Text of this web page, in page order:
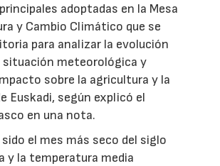
adoptadas en la Mesa
y Cambio Climático que se
para analizar la evolución
situación meteorológica y
sobre la agricultura y la
Euskadi, según explicó el
en una nota.
el mes más seco del siglo
y la temperatura media